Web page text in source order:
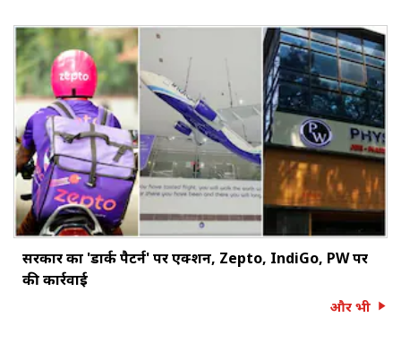
सरकार का 'डार्क पैटर्न' पर एक्शन, Zepto, IndiGo, PW पर
की कार्रवाई
और भी